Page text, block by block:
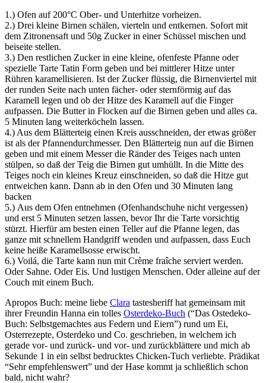
1.) Ofen auf 200°C Ober- und Unterhitze vorheizen.
2.) Drei kleine Birnen schälen, vierteln und entkernen. Sofort mit
dem Zitronensaft und 50g Zucker in einer Schüssel mischen und
beiseite stellen.
3.) Den restlichen Zucker in eine kleine, ofenfeste Pfanne oder
spezielle Tarte Tatin Form geben und bei mittlerer Hitze unter
Rühren karamellisieren. Ist der Zucker flüssig, die Birnenviertel mit
der runden Seite nach unten fächer- oder sternförmig auf das
Karamell legen und ob der Hitze des Karamell auf die Finger
aufpassen. Die Butter in Flocken auf die Birnen geben und alles ca.
5 Minuten lang weiterköcheln lassen.
4.) Aus dem Blätterteig einen Kreis ausschneiden, der etwas größer
ist als der Pfannendurchmesser. Den Blätterteig nun auf die Birnen
geben und mit einem Messer die Ränder des Teiges nach unten
stülpen, so daß der Teig die Birnen gut umhüllt. In die Mitte des
Teiges noch ein kleines Kreuz einschneiden, so daß die Hitze gut
entweichen kann. Dann ab in den Ofen und 30 Minuten lang
backen
5.) Aus dem Ofen entnehmen (Ofenhandschuhe nicht vergessen)
und erst 5 Minuten setzen lassen, bevor Ihr die Tarte vorsichtig
stürzt. Hierfür am besten einen Teller auf die Pfanne legen, das
ganze mit schnellem Handgriff wenden und aufpassen, dass Euch
keine heiße Karamellsosse erwischt.
6.) Voilá, die Tarte kann nun mit Crème fraîche serviert werden.
Oder Sahne. Oder Eis. Und lustigen Menschen. Oder alleine auf der
Couch mit einem Buch.
Apropos Buch: meine liebe Clara tastesheriff hat gemeinsam mit
ihrer Freundin Hanna ein tolles Osterdeko-Buch (“Das Ostedeko-
Buch: Selbstgemachtes aus Federn und Eiern”) rund um Ei,
Osterrezepte, Osterdeko und Co. geschrieben, in welchem ich
gerade vor- und zurück- und vor- und zurückblättere und mich ab
Sekunde 1 in ein selbst bedrucktes Chicken-Tuch verliebte. Prädikat
“Sehr empfehlenswert” und der Hase kommt ja schließlich schon
bald, nicht wahr?